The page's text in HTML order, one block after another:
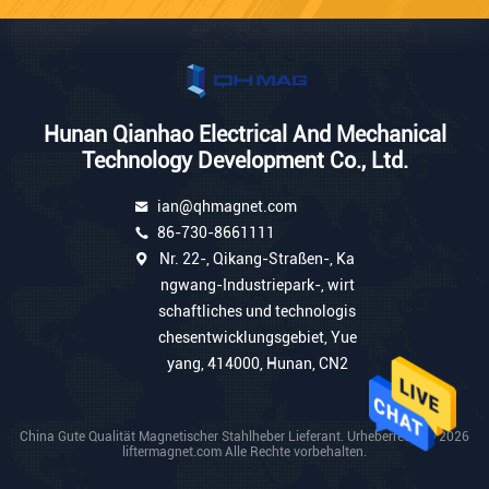
Hunan Qianhao Electrical And Mechanical
Technology Development Co., Ltd.
ian@qhmagnet.com
86-730-8661111
Nr. 22-, Qikang-Straßen-, Ka
ngwang-Industriepark-, wirt
schaftliches und technologis
chesentwicklungsgebiet, Yue
yang, 414000, Hunan, CN2
China Gute Qualität Magnetischer Stahlheber Lieferant. Urheberrecht © 2026
liftermagnet.com Alle Rechte vorbehalten.